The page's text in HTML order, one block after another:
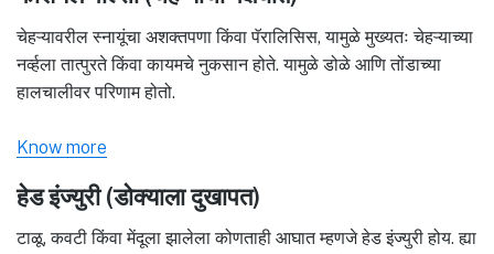
चेहऱ्यावरील स्नायूंचा अशक्तपणा किंवा पॅरालिसिस, यामुळे मुख्यतः चेहऱ्याच्या
नर्व्हला तात्पुरते किंवा कायमचे नुकसान होते. यामुळे डोळे आणि तोंडाच्या
हालचालीवर परिणाम होतो.
Know more
हेड इंज्युरी (डोक्याला दुखापत)
टाळू, कवटी किंवा मेंदूला झालेला कोणताही आघात म्हणजे हेड इंज्युरी होय. ह्या